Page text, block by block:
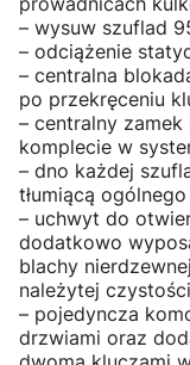
– wysuw szuflad
– odciążenie
– centralna
po przekręceniu
– centralny
komplecie w
– dno każdej
tłumiącą
– uchwyt do
dodatkowo
blachy
należytej czystości
– pojedyncza
drzwiami oraz